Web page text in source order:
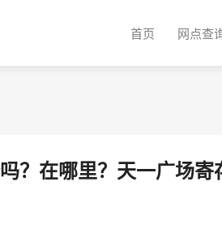
首页 网点查
？在哪里？天一广场寄